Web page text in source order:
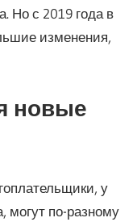
Но с 2019 года в
изменения,
новые
у
могут по-разному